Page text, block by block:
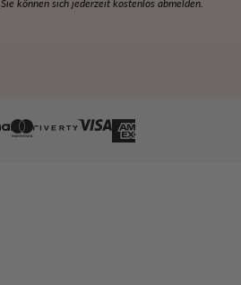
Sie können sich jederzeit kostenlos abmelden.